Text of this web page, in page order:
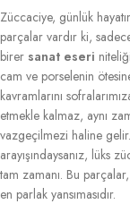
Züccaciye, günlük
parçalar vardır ki,
birer sanat eseri
cam ve porselenin
kavramlarını
etmekle kalmaz, aynı
vazgeçilmezi haline
arayışındaysanız, lüks
tam zamanı. Bu
en parlak yansımasıdır.